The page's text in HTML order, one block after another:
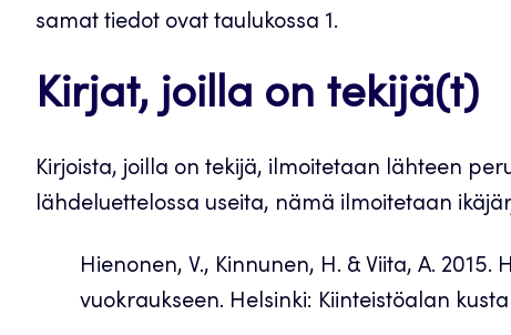
samat tiedot ovat taulukossa 1.
Kirjat, joilla on tekijä(t)
Kirjoista, joilla on tekijä, ilmoitetaan lähteen
lähdeluettelossa useita, nämä ilmoitetaan
Hienonen, V., Kinnunen, H. & Viita, A.
vuokraukseen. Helsinki: Kiinteistöalan